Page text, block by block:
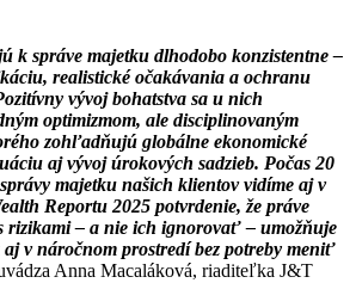
k správe majetku dlhodobo konzistentne –
realistické očakávania a ochranu
vývoj bohatstva sa u nich
optimizmom, ale disciplinovaným
zohľadňujú globálne ekonomické
aj vývoj úrokových sadzieb. Počas 20
majetku našich klientov vidíme aj v
Reportu 2025 potvrdenie, že práve
rizikami – a nie ich ignorovať – umožňuje
v náročnom prostredí bez potreby meniť
Anna Macaláková, riaditeľka J&T